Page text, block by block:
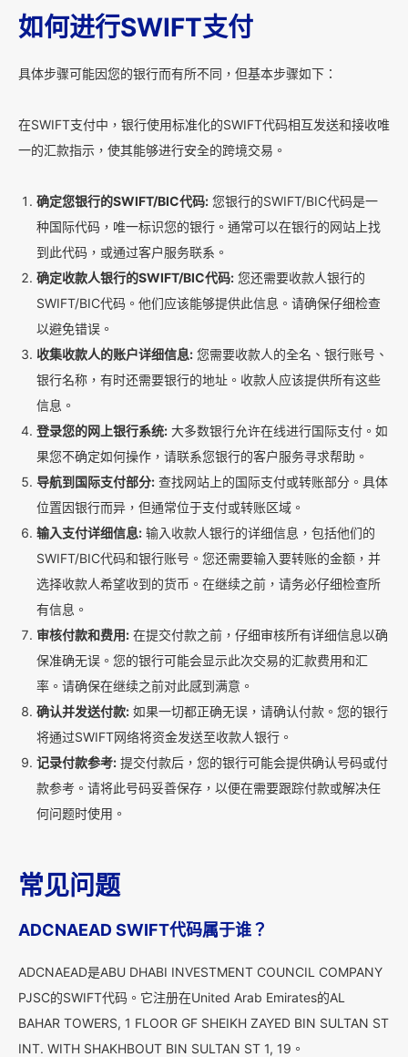
如何进行SWIFT支付
具体步骤可能因您的银行而有所不同，但基本步骤如下：
在SWIFT支付中，银行使用标准化的SWIFT代码相互发送和接收唯
一的汇款指示，使其能够进行安全的跨境交易。
确定您银行的SWIFT/BIC代码: 您银行的SWIFT/BIC代码是一
种国际代码，唯一标识您的银行。通常可以在银行的网站上找
到此代码，或通过客户服务联系。
确定收款人银行的SWIFT/BIC代码: 您还需要收款人银行的
SWIFT/BIC代码。他们应该能够提供此信息。请确保仔细检查
以避免错误。
收集收款人的账户详细信息: 您需要收款人的全名、银行账号、
银行名称，有时还需要银行的地址。收款人应该提供所有这些
信息。
登录您的网上银行系统: 大多数银行允许在线进行国际支付。如
果您不确定如何操作，请联系您银行的客户服务寻求帮助。
导航到国际支付部分: 查找网站上的国际支付或转账部分。具体
位置因银行而异，但通常位于支付或转账区域。
输入支付详细信息: 输入收款人银行的详细信息，包括他们的
SWIFT/BIC代码和银行账号。您还需要输入要转账的金额，并
选择收款人希望收到的货币。在继续之前，请务必仔细检查所
有信息。
审核付款和费用: 在提交付款之前，仔细审核所有详细信息以确
保准确无误。您的银行可能会显示此次交易的汇款费用和汇
率。请确保在继续之前对此感到满意。
确认并发送付款: 如果一切都正确无误，请确认付款。您的银行
将通过SWIFT网络将资金发送至收款人银行。
记录付款参考: 提交付款后，您的银行可能会提供确认号码或付
款参考。请将此号码妥善保存，以便在需要跟踪付款或解决任
何问题时使用。
常见问题
ADCNAEAD SWIFT代码属于谁？
ADCNAEAD是ABU DHABI INVESTMENT COUNCIL COMPANY
PJSC的SWIFT代码。它注册在United Arab Emirates的AL
BAHAR TOWERS, 1 FLOOR GF SHEIKH ZAYED BIN SULTAN ST
INT. WITH SHAKHBOUT BIN SULTAN ST 1, 19。